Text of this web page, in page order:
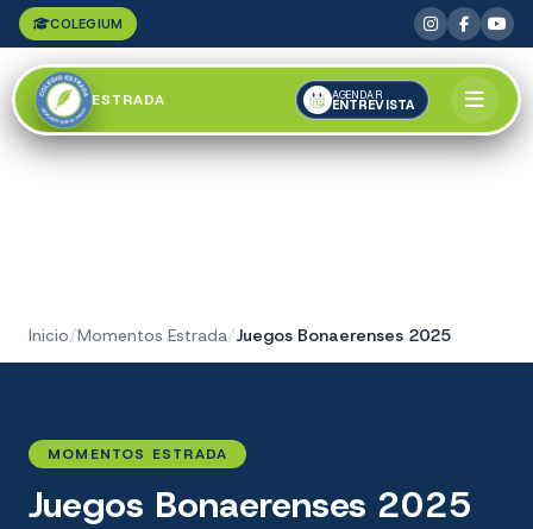
COLEGIUM
ESTRADA AGENDAR
ENTREVISTA
Inicio/Momentos Estrada/Juegos Bonaerenses 2025
MOMENTOS ESTRADA
Juegos Bonaerenses 2025